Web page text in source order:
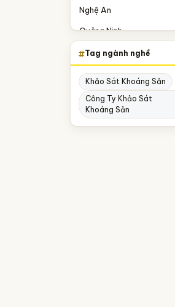
Nghệ An
Quảng Ninh
Bình Định
Quảng Nam
Tag ngành nghề
Khảo Sát Khoáng Sản
Công Ty Khảo Sát
Khoáng Sản